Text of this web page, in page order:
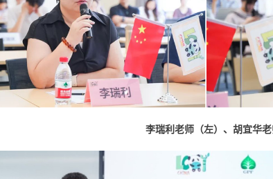
李瑞利老师（左）、胡宜华